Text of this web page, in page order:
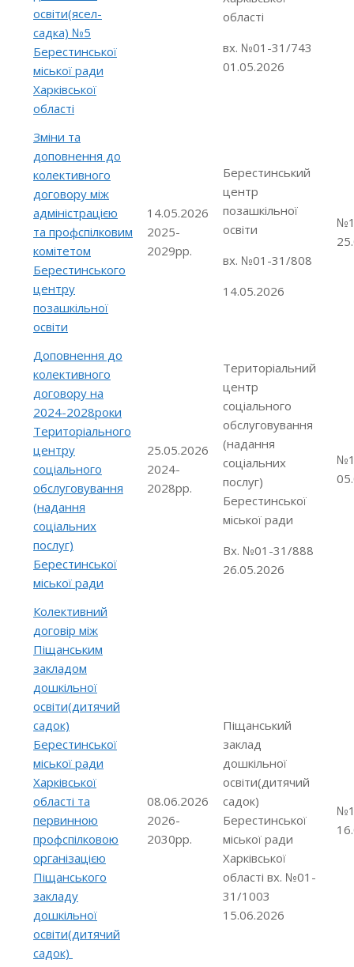
освіти(ясел-
садка) №5
Берестинської
міської ради
Харківської
області
області
вх. №01-31/743
01.05.2026
Зміни та
доповнення до
колективного
договору між
адміністрацією
та профспілковим
комітетом
Берестинського
центру
позашкільної
освіти
14.05.2026
2025-
2029рр.
Берестинський
центр
позашкільної
освіти
вх. №01-31/808
14.05.2026
Доповнення до
колективного
договору на
2024-2028роки
Територіального
центру
соціального
обслуговування
(надання
соціальних
послуг)
Берестинської
міської ради
25.05.2026
2024-
2028рр.
Територіальний
центр
соціального
обслуговування
(надання
соціальних
послуг)
Берестинської
міської ради
Вх. №01-31/888
26.05.2026
Колективний
договір між
Піщанським
закладом
дошкільної
освіти(дитячий
садок)
Берестинської
міської ради
Харківської
області та
первинною
профспілковою
організацією
Піщанського
закладу
дошкільної
освіти(дитячий
садок)
08.06.2026
2026-
2030рр.
Піщанський
заклад
дошкільної
освіти(дитячий
садок)
Берестинської
міської ради
Харківської
області вх. №01-
31/1003
15.06.2026